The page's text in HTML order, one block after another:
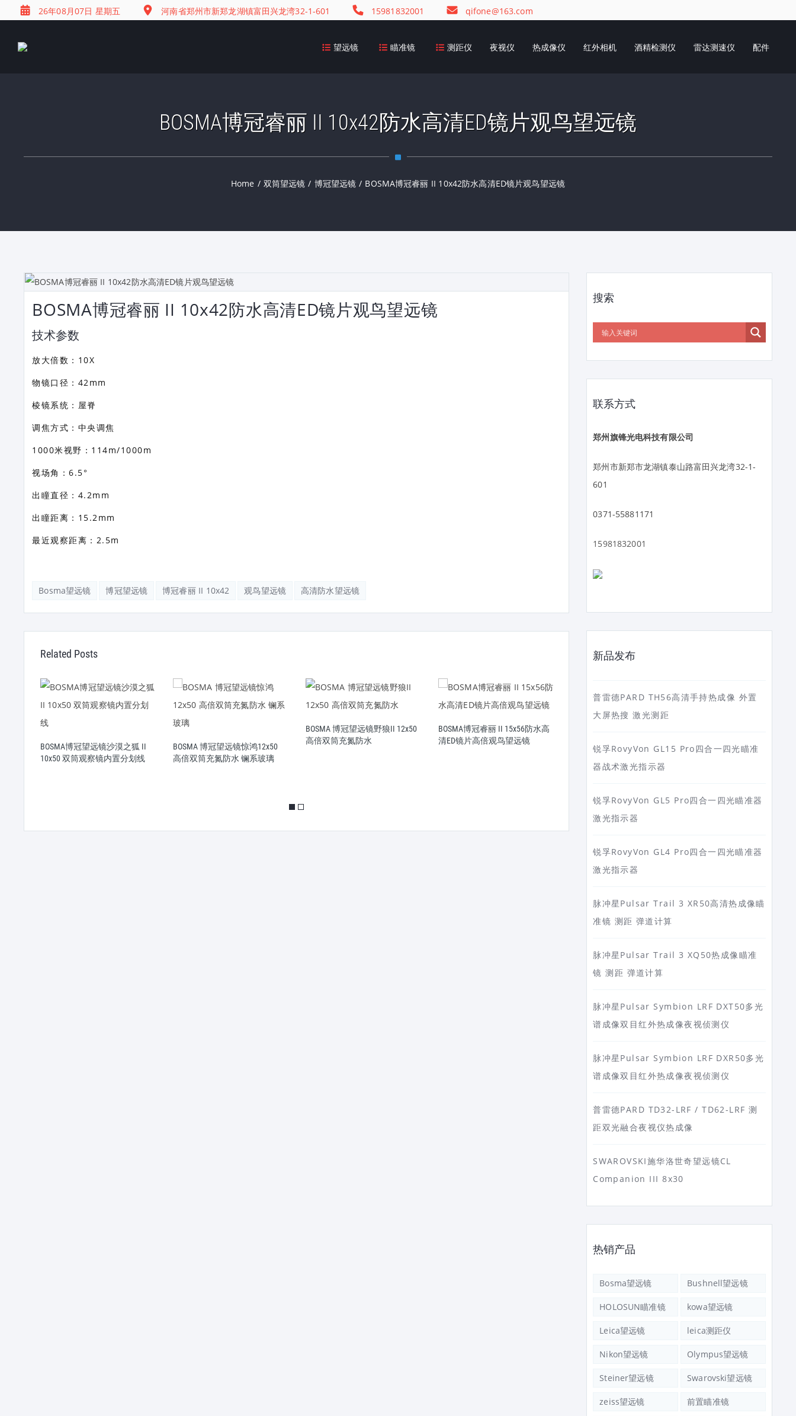
26年08月07日 星期五 河南省郑州市新郑龙湖镇富田兴龙湾32-1-601 15981832001 qifone@163.com
望远镜 瞄准镜 测距仪 夜视仪 热成像仪 红外相机 酒精检测仪 雷达测速仪 配件
BOSMA博冠睿丽 II 10x42防水高清ED镜片观鸟望远镜
Home / 双筒望远镜 / 博冠望远镜 / BOSMA博冠睿丽 II 10x42防水高清ED镜片观鸟望远镜
BOSMA博冠睿丽 II 10x42防水高清ED镜片观鸟望远镜
技术参数
放大倍数：10X
物镜口径：42mm
棱镜系统：屋脊
调焦方式：中央调焦
1000米视野：114m/1000m
视场角：6.5°
出瞳直径：4.2mm
出瞳距离：15.2mm
最近观察距离：2.5m
Bosma望远镜 博冠望远镜 博冠睿丽 II 10x42 观鸟望远镜 高清防水望远镜
Related Posts
BOSMA博冠望远镜沙漠之狐 II
10x50 双筒观察镜内置分划线
BOSMA 博冠望远镜惊鸿12x50
高倍双筒充氮防水 镧系玻璃
BOSMA 博冠望远镜野狼II 12x50
高倍双筒充氮防水
BOSMA博冠睿丽 II 15x56防水高
清ED镜片高倍观鸟望远镜
BOSMA博冠望远镜大鹏20x80高
BOSMA博冠望远镜鸿鹄
搜索
联系方式
郑州旗锋光电科技有限公司
郑州市新郑市龙湖镇泰山路富田兴龙湾32-1-
601
0371-55881171
15981832001
新品发布
普雷德PARD TH56高清手持热成像 外置
大屏热搜 激光测距
锐孚RovyVon GL15 Pro四合一四光瞄准
器战术激光指示器
锐孚RovyVon GL5 Pro四合一四光瞄准器
激光指示器
锐孚RovyVon GL4 Pro四合一四光瞄准器
激光指示器
脉冲星Pulsar Trail 3 XR50高清热成像瞄
准镜 测距 弹道计算
脉冲星Pulsar Trail 3 XQ50热成像瞄准
镜 测距 弹道计算
脉冲星Pulsar Symbion LRF DXT50多光
谱成像双目红外热成像夜视侦测仪
脉冲星Pulsar Symbion LRF DXR50多光
谱成像双目红外热成像夜视侦测仪
普雷德PARD TD32-LRF / TD62-LRF 测
距双光融合夜视仪热成像
SWAROVSKI施华洛世奇望远镜CL
Companion III 8x30
热销产品
Bosma望远镜 Bushnell望远镜
HOLOSUN瞄准镜 kowa望远镜
Leica望远镜 leica测距仪
Nikon望远镜 Olympus望远镜
Steiner望远镜 Swarovski望远镜
zeiss望远镜 前置瞄准镜